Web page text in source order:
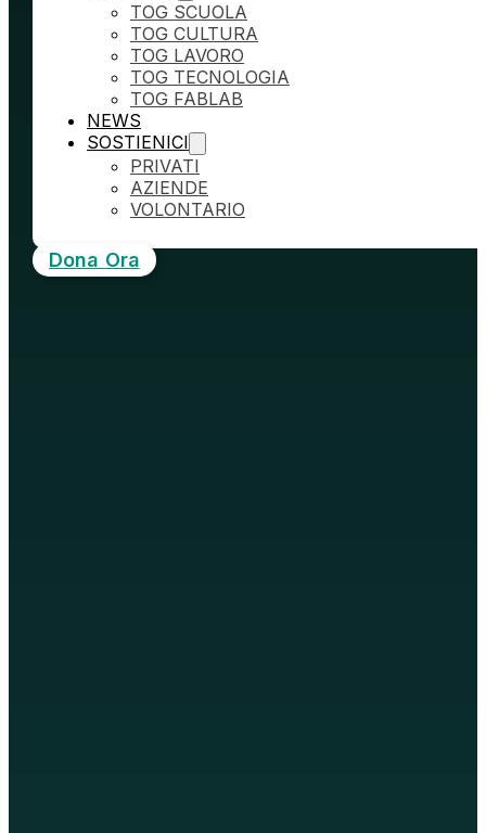
TOG SCUOLA
TOG CULTURA
TOG LAVORO
TOG TECNOLOGIA
TOG FABLAB
NEWS
SOSTIENICI
PRIVATI
AZIENDE
VOLONTARIO
Dona Ora